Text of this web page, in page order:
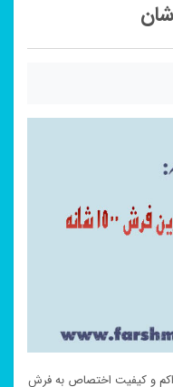
و کیفیت اختصاص به فرش